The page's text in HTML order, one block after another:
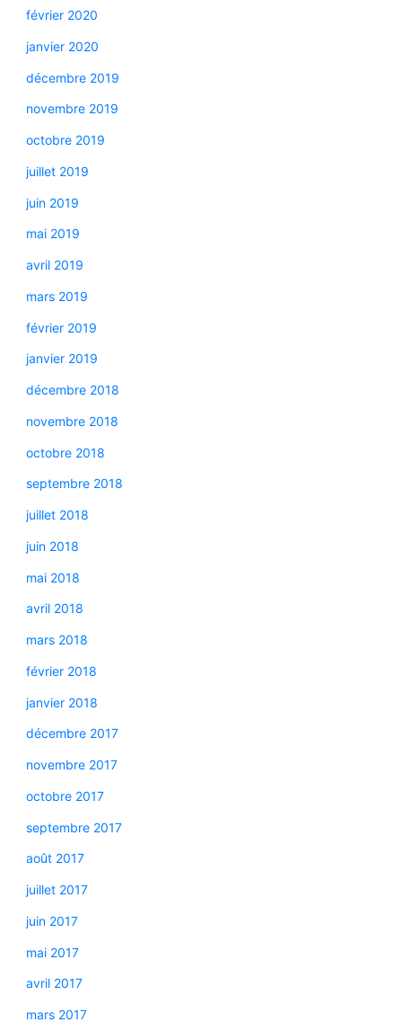
février 2020
janvier 2020
décembre 2019
novembre 2019
octobre 2019
juillet 2019
juin 2019
mai 2019
avril 2019
mars 2019
février 2019
janvier 2019
décembre 2018
novembre 2018
octobre 2018
septembre 2018
juillet 2018
juin 2018
mai 2018
avril 2018
mars 2018
février 2018
janvier 2018
décembre 2017
novembre 2017
octobre 2017
septembre 2017
août 2017
juillet 2017
juin 2017
mai 2017
avril 2017
mars 2017